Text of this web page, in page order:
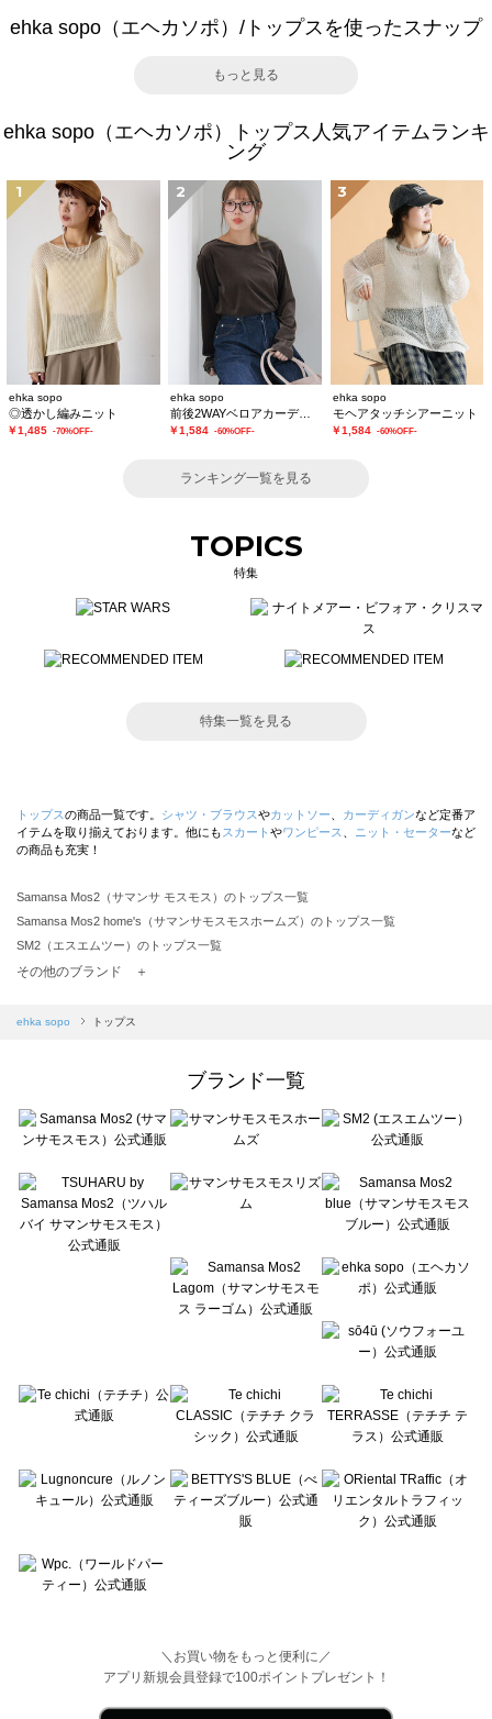
ehka sopo（エヘカソポ）/トップスを使ったスナップ
もっと見る
ehka sopo（エヘカソポ）トップス人気アイテムランキ
ング
1
ehka sopo
◎透かし編みニット
￥1,485 -70%OFF-
2
ehka sopo
￥1,584 -60%OFF-
3
ehka sopo
モヘアタッチシアーニット
￥1,584 -60%OFF-
ランキング一覧を見る
TOPICS
特集
特集一覧を見る
トップスの商品一覧です。 シャツ・ブラウスやカットソー カーディガンなど定番ア
イテムを取り揃えております。他にも スカート やワンピース ニット・セーターなど
の商品も充実！
Samansa Mos2（サマンサ モスモス）のトップス一覧
Samansa Mos2 home's（サマンサモスモスホームズ）のトップス一覧
SM2（エスエムツー）のトップス一覧
TSUHARU by Samansa Mos2（ツハルバイサマンサモスモス）のトップス一覧
Samansa Mos2 blue（サマンサモスモス ブルー）のトップス一覧
sō4ū（ソウフォーユー）のトップス一覧
Te chichi（テチチ）のトップス一覧
Te chichi CLASSIC（テチチ クラシック）のトップス一覧
Lugnoncure（ルノンキュール）のトップス一覧
BETTY'S BLUE（べティーズブルー）のトップス一覧
Wpc.（ワールドパーティー）のトップス一覧
その他のブランド ＋
ehka sopo トップス
ブランド一覧
＼お買い物をもっと便利に／
アプリ新規会員登録で100ポイントプレゼント！